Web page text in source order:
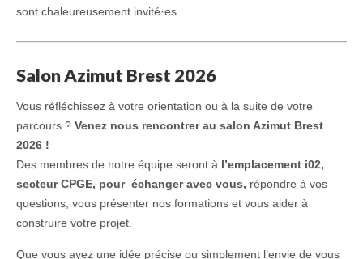
sont chaleureusement invité·es.
Salon Azimut Brest 2026
Vous réfléchissez à votre orientation ou à la suite de votre
parcours ? Venez nous rencontrer au salon Azimut Brest
2026 !
Des membres de notre équipe seront à l’emplacement i02,
secteur CPGE, pour échanger avec vous, répondre à vos
questions, vous présenter nos formations et vous aider à
construire votre projet.
Que vous ayez une idée précise ou simplement l’envie de vous